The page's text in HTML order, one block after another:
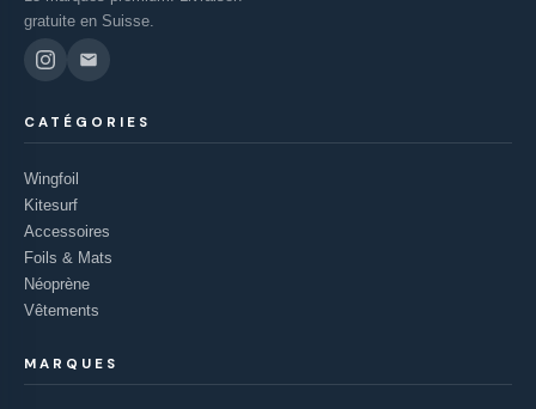
gratuite en Suisse.
CATÉGORIES
Wingfoil
Kitesurf
Accessoires
Foils & Mats
Néoprène
Vêtements
MARQUES